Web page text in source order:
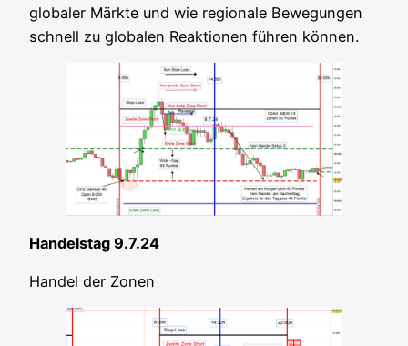
glo­ba­ler Märk­te und wie regio­na­le Bewe­gun­gen
schnell zu glo­ba­len Reak­tio­nen füh­ren können.
Han­dels­tag 9.7.24
Han­del der Zonen